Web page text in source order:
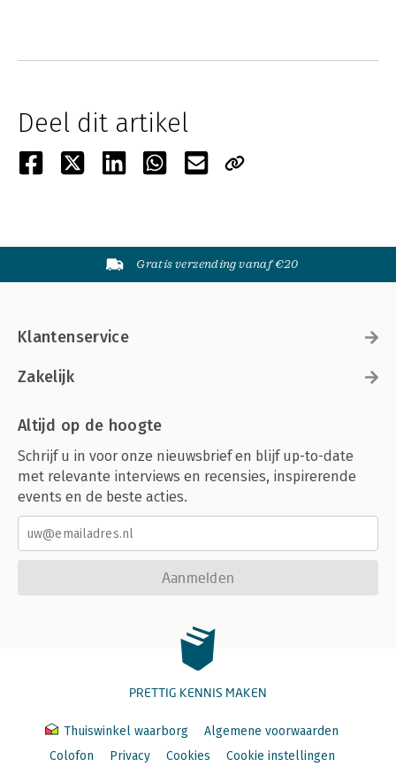
Deel dit artikel
Gratis verzending vanaf €20
Klantenservice
Zakelijk
Altijd op de hoogte
Schrijf u in voor onze nieuwsbrief en blijf up-to-date
met relevante interviews en recensies, inspirerende
events en de beste acties.
Aanmelden
PRETTIG KENNIS MAKEN
Thuiswinkel waarborg
Algemene voorwaarden
Colofon
Privacy Cookies Cookie instellingen